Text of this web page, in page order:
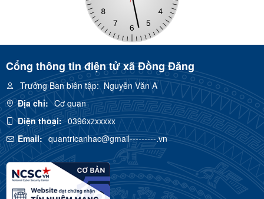
Cổng thông tin điện tử xã Đồng Đăng
Trưởng Ban biên tập:Nguyễn Văn A
Địa chỉ: Cơ quan
Điện thoại: 0396xzxxxxx
Email: quantricanhac@gmail---------.vn